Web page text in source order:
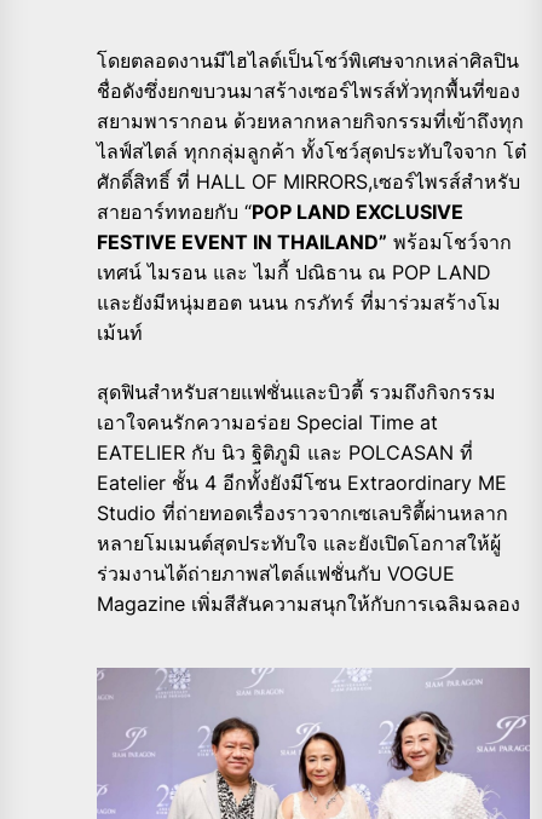
โดยตลอดงานมีไฮไลต์เป็นโชว์พิเศษจากเหล่าศิลปิน
ชื่อดังซึ่งยกขบวนมาสร้างเซอร์ไพรส์ทั่วทุกพื้นที่ของ
สยามพารากอน ด้วยหลากหลายกิจกรรมที่เข้าถึงทุก
ไลฟ์สไตล์ ทุกกลุ่มลูกค้า ทั้งโชว์สุดประทับใจจาก โต๋
ศักดิ์สิทธิ์ ที่ HALL OF MIRRORS,เซอร์ไพรส์สำหรับ
สายอาร์ททอยกับ “POP LAND EXCLUSIVE
FESTIVE EVENT IN THAILAND” พร้อมโชว์จาก
เทศน์ ไมรอน และ ไมกี้ ปณิธาน ณ POP LAND
และยังมีหนุ่มฮอต นนน กรภัทร์ ที่มาร่วมสร้างโม
เม้นท์
สุดฟินสำหรับสายแฟชั่นและบิวตี้ รวมถึงกิจกรรม
เอาใจคนรักความอร่อย Special Time at
EATELIER กับ นิว ฐิติภูมิ และ POLCASAN ที่
Eatelier ชั้น 4 อีกทั้งยังมีโซน Extraordinary ME
Studio ที่ถ่ายทอดเรื่องราวจากเซเลบริตี้ผ่านหลาก
หลายโมเมนต์สุดประทับใจ และยังเปิดโอกาสให้ผู้
ร่วมงานได้ถ่ายภาพสไตล์แฟชั่นกับ VOGUE
Magazine เพิ่มสีสันความสนุกให้กับการเฉลิมฉลอง